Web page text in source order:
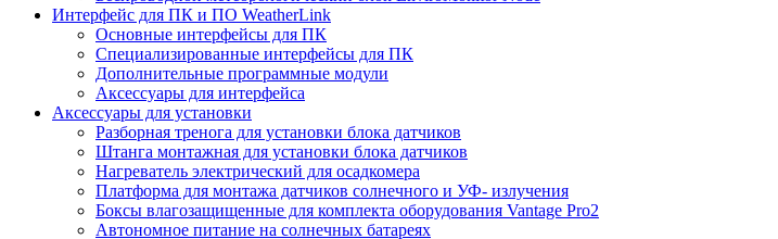
Интерфейс для ПК и ПО WeatherLink
Основные интерфейсы для ПК
Специализированные интерфейсы для ПК
Дополнительные программные модули
Аксессуары для интерфейса
Аксессуары для установки
Разборная тренога для установки блока датчиков
Штанга монтажная для установки блока датчиков
Нагреватель электрический для осадкомера
Платформа для монтажа датчиков солнечного и УФ- излучения
Боксы влагозащищенные для комплекта оборудования Vantage Pro2
Автономное питание на солнечных батареях